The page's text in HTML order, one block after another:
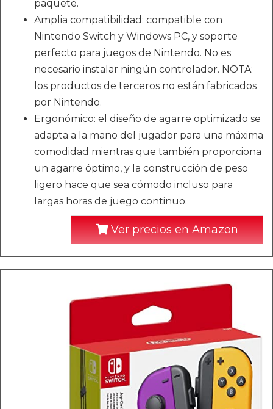
paquete.
Amplia compatibilidad: compatible con
Nintendo Switch y Windows PC, y soporte
perfecto para juegos de Nintendo. No es
necesario instalar ningún controlador. NOTA:
los productos de terceros no están fabricados
por Nintendo.
Ergonómico: el diseño de agarre optimizado se
adapta a la mano del jugador para una máxima
comodidad mientras que también proporciona
un agarre óptimo, y la construcción de peso
ligero hace que sea cómodo incluso para
largas horas de juego continuo.
Ver precios en Amazon